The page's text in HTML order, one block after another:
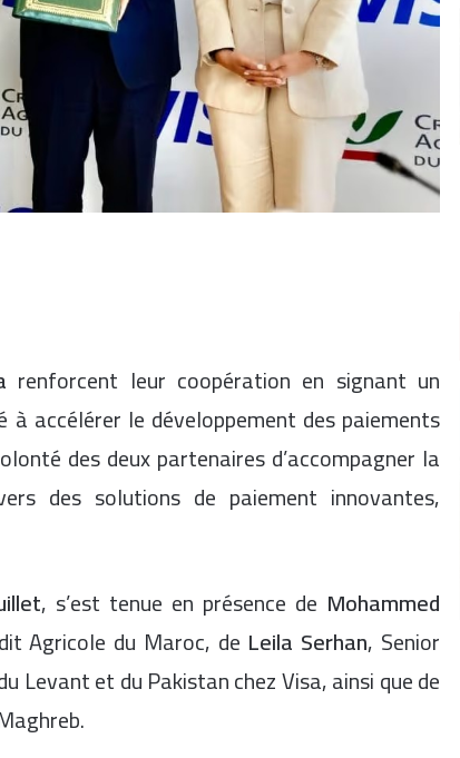
renforcent leur coopération en signant un
accélérer le développement des paiements
des deux partenaires d’accompagner la
des solutions de paiement innovantes,
, s’est tenue en présence de Mohammed
Agricole du Maroc, de Leila Serhan, Senior
Levant et du Pakistan chez Visa, ainsi que de